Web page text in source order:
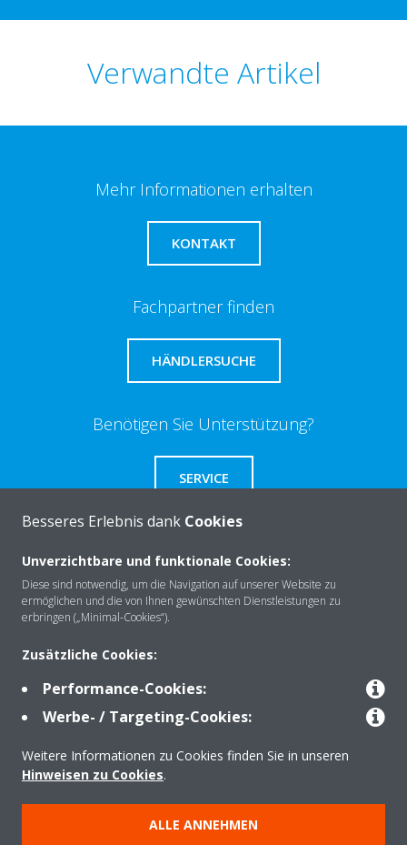
Verwandte Artikel
Mehr Informationen erhalten
KONTAKT
Fachpartner finden
HÄNDLERSUCHE
Benötigen Sie Unterstützung?
SERVICE
Über Daikin
Lösungen
Kontakt
Besseres Erlebnis dank Cookies
Unverzichtbare und funktionale Cookies:
Diese sind notwendig, um die Navigation auf unserer Website zu
ermöglichen und die von Ihnen gewünschten Dienstleistungen zu
erbringen („Minimal-Cookies“).
Zusätzliche Cookies:
Performance-Cookies:
Werbe- / Targeting-Cookies:
Weitere Informationen zu Cookies finden Sie in unseren
Hinweisen zu Cookies.
ALLE ANNEHMEN